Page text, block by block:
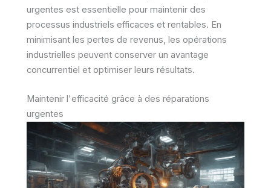
urgentes est essentielle pour maintenir des
processus industriels efficaces et rentables. En
minimisant les pertes de revenus, les opérations
industrielles peuvent conserver un avantage
concurrentiel et optimiser leurs résultats.
Maintenir l'efficacité grâce à des réparations
urgentes